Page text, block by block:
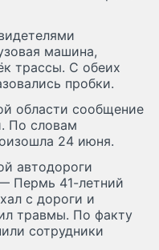
машина,
трассы. С обеих
пробки.
области сообщение
По словам
24 июня.
автодороги
Пермь 41-летний
с дороги и
травмы. По факту
сотрудники